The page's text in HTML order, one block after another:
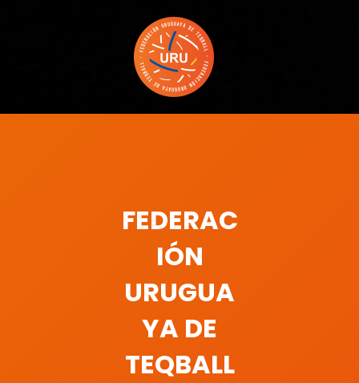
Nivel Mundial
FEDERAC
IÓN
URUGUA
YA DE
TEQBALL